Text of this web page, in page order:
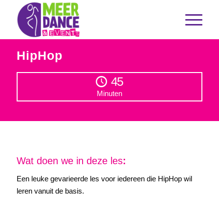
HipHop
45
Minuten
Wat doen we in deze les:
Een leuke gevarieerde les voor iedereen die HipHop wil
leren vanuit de basis.